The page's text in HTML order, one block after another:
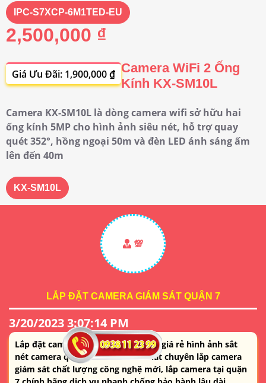
IPC-S7XCP-6M1TED-EU
2,500,000 ₫
Giá Ưu Đãi: 1,900,000 ₫ Camera WiFi 2 Ống
Kính KX-SM10L
Camera KX-SM10L là dòng camera wifi sở hữu hai
ống kính 5MP cho hình ảnh siêu nét, hỗ trợ quay
quét 352°, hồng ngoại 50m và đèn LED ánh sáng ấm
lên đến 40m
KX-SM10L
💯
LẮP ĐẶT CAMERA GIÁM SÁT QUẬN 7
3/20/2023 3:07:14 PM
Lắp đặt camera giám sát tại quận 7 giá rẻ hình ảnh sắt
nét camera quan sát An Thành Phát chuyên lắp camera
giám sát chất lượng công nghệ mới, lắp camera tại quận